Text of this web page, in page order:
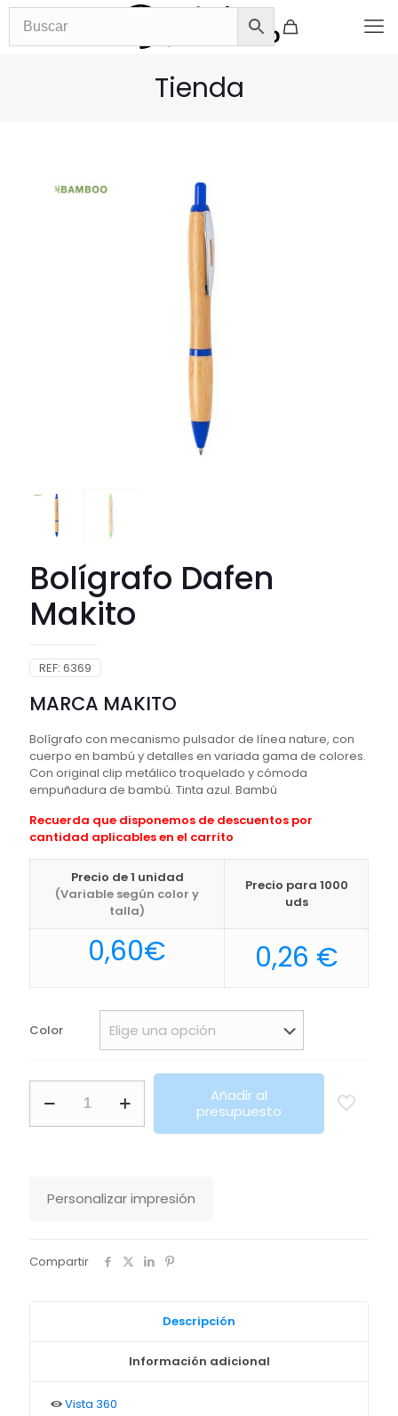
Tienda
Bolígrafo Dafen
Makito
REF: 6369
MARCA MAKITO
Bolígrafo con mecanismo pulsador de línea nature, con
cuerpo en bambú y detalles en variada gama de colores.
Con original clip metálico troquelado y cómoda
empuñadura de bambú. Tinta azul. Bambú
Recuerda que disponemos de descuentos por
cantidad aplicables en el carrito
Precio de 1 unidad
(Variable según color y
talla)
Precio para 1000
uds
0,60€ 0,26 €
Color
Dafen
Makito
Añadir al
presupuesto
Personalizar impresión
Compartir
Descripción
Información adicional
Vista 360